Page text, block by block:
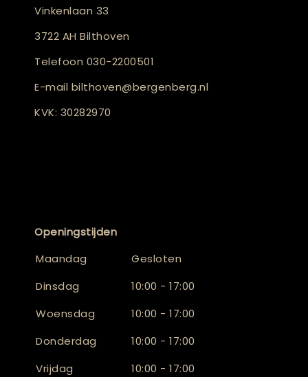
Vinkenlaan 33
3722 AH Bilthoven
Telefoon 030-2200501
E-mail bilthoven@bergenberg.nl
KVK: 30282970
Openingstijden
Maandag
Gesloten
Dinsdag
10:00 - 17:00
Woensdag
10:00 - 17:00
Donderdag
10:00 - 17:00
Vrijdag
10:00 - 17:00